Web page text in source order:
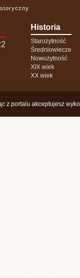
Historia
Starożytność
Średniowiecze
Nowożytność
XIX wiek
XX wiek
z portalu akceptujesz